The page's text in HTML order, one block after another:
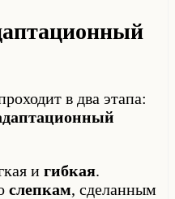
в два этапа:
и гибкая.
слепкам, сделанным